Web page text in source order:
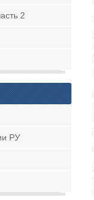
2
РУ